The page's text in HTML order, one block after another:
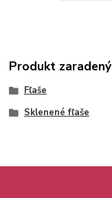
Produkt
Fľaše
Sklenené fľaše